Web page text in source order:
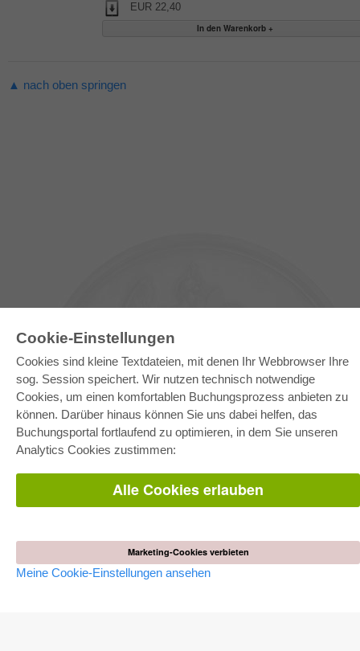
Cookie-Einstellungen
Cookies sind kleine Textdateien, mit denen Ihr Webbrowser Ihre
sog. Session speichert. Wir nutzen technisch notwendige
Cookies, um einen komfortablen Buchungsprozess anbieten zu
können. Darüber hinaus können Sie uns dabei helfen, das
Buchungsportal fortlaufend zu optimieren, in dem Sie unseren
Analytics Cookies zustimmen:
Alle Cookies erlauben
Marketing-Cookies verbieten
Meine Cookie-Einstellungen ansehen
EUR 22,40
▲ nach oben springen
E-COLLECTION
Gesamtpaket
Fachbereichspakete
Bereitstellung von E-Books
Häufig gestellte Fragen (FAQ)
AGB